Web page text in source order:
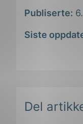
Publiserte:
Siste
Del